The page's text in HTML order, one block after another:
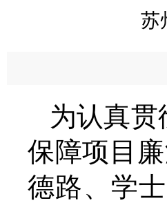
苏
为认真
保障项目
德路、学